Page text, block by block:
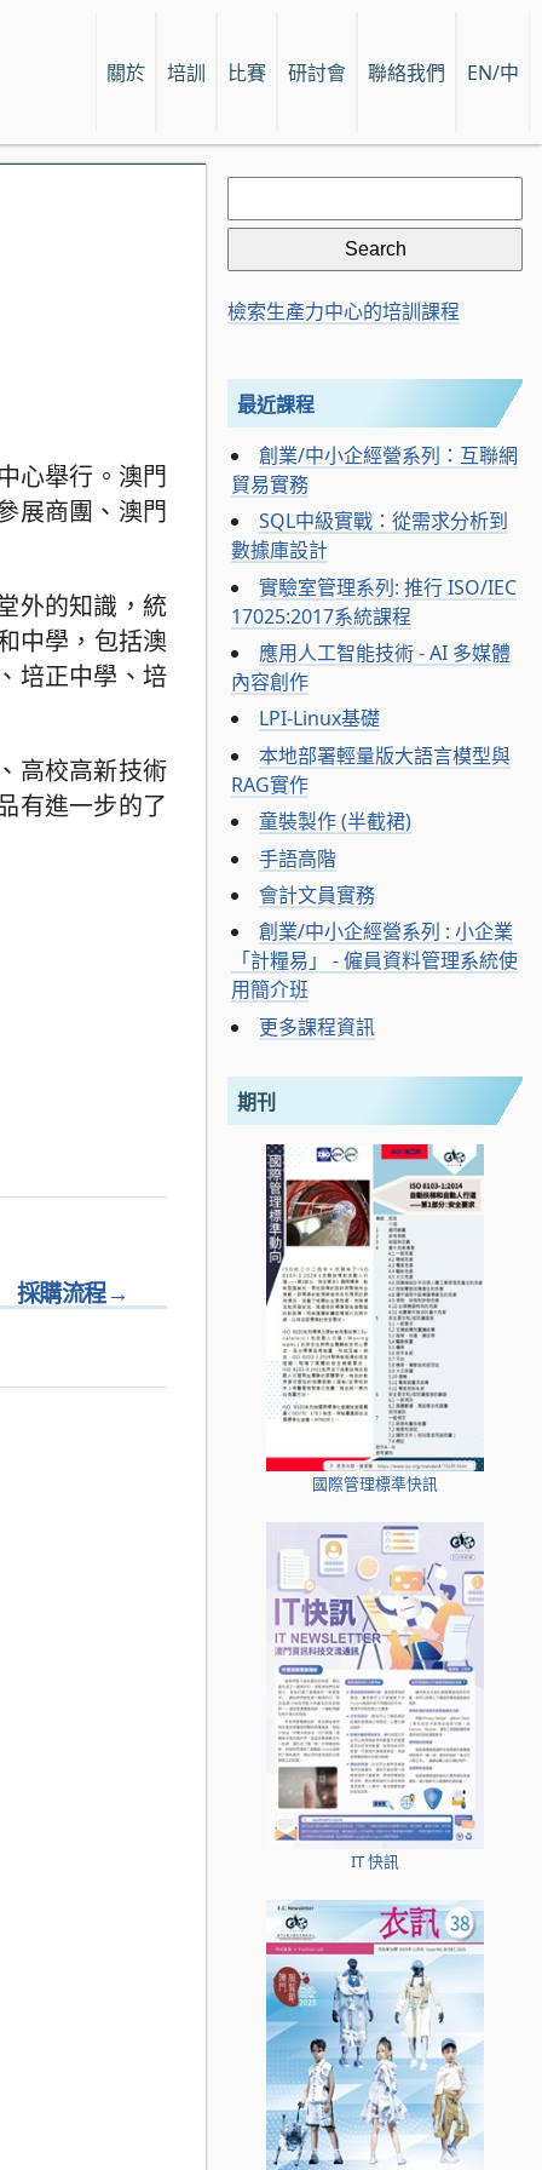
關於 培訓 比賽 研討會 聯絡我們 EN/中
心舉行。澳門
展商團、澳門
外的知識，統
中學，包括澳
培正中學、培
高校高新技術
有進一步的了
→
採購流程
Search
for:
檢索生產力中心的培訓課程
最近課程
創業/中小企經營系列：互聯網
貿易實務
SQL中級實戰：從需求分析到
數據庫設計
實驗室管理系列: 推行 ISO/IEC
17025:2017系統課程
應用人工智能技術 - AI 多媒體
內容創作
LPI-Linux基礎
本地部署輕量版大語言模型與
RAG實作
童裝製作 (半截裙)
手語高階
會計文員實務
創業/中小企經營系列 : 小企業
「計糧易」 - 僱員資料管理系統使
用簡介班
更多課程資訊
期刊
國際管理標準快訊
IT 快訊